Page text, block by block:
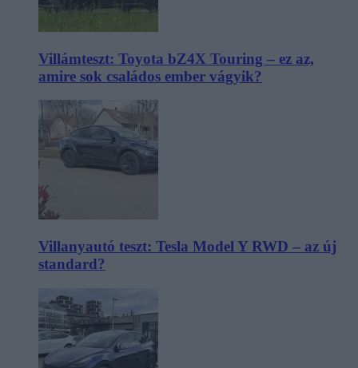
Villámteszt: Toyota bZ4X Touring – ez az,
amire sok családos ember vágyik?
Villanyautó teszt: Tesla Model Y RWD – az új
standard?